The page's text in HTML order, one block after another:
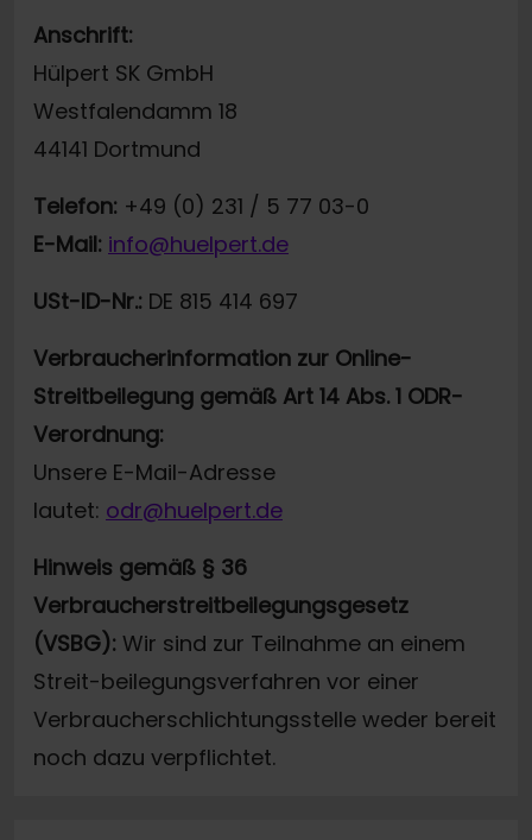
Anschrift:
Hülpert SK GmbH
Westfalendamm 18
44141 Dortmund
Telefon: +49 (0) 231 / 5 77 03-0
E-Mail: info@huelpert.de
USt-ID-Nr.: DE 815 414 697
Verbraucherinformation zur Online-
Streitbeilegung gemäß Art 14 Abs. 1 ODR-
Verordnung:
Unsere E-Mail-Adresse
lautet: odr@huelpert.de
Hinweis gemäß § 36
Verbraucherstreitbeilegungsgesetz
(VSBG): Wir sind zur Teilnahme an einem
Streit-beilegungsverfahren vor einer
Verbraucherschlichtungsstelle weder bereit
noch dazu verpflichtet.